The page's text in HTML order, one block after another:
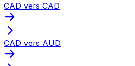
CAD vers CAD
CAD vers AUD